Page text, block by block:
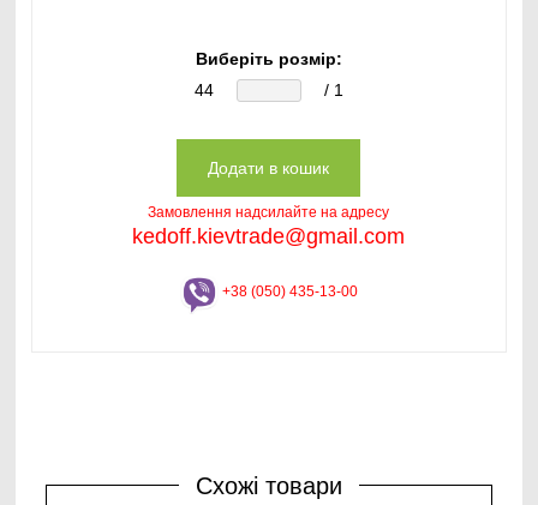
Виберіть розмір:
44
/ 1
Замовлення надсилайте на адресу
kedoff.kievtrade@gmail.com
+38 (050) 435-13-00
Схожі товари